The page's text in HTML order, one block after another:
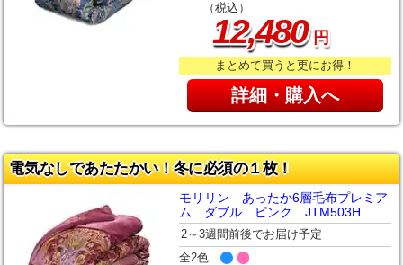
（税込）
12,480円
まとめて買うと更にお得！
詳細・購入へ
電気なしであたたかい！冬に必須の１枚！
モリリン あったか6層毛布プレミア
ム ダブル ピンク JTM503H
2～3週間前後でお届け予定
全2色